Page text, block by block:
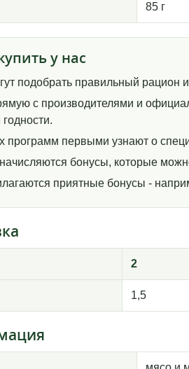
85 г
у нас
подобрать правильный
с производителями и
программ первыми узнают о
бонусы, которые
приятные бонусы -
2
1,5